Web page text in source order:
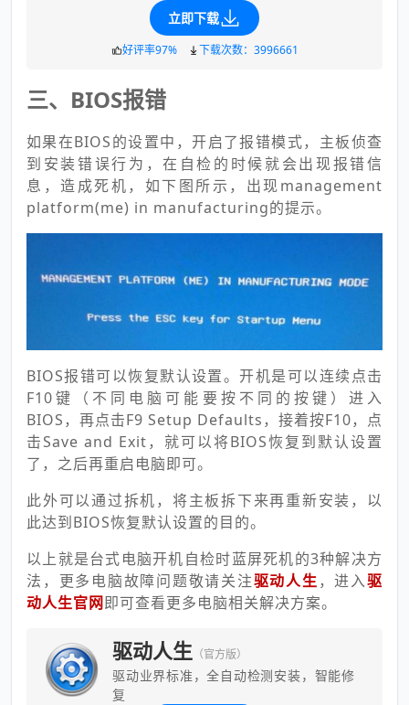
立即下载
好评率97% 下载次数：3996661
三、BIOS报错
如果在BIOS的设置中，开启了报错模式，主板侦查
到安装错误行为，在自检的时候就会出现报错信
息，造成死机，如下图所示，出现management
platform(me) in manufacturing的提示。
BIOS报错可以恢复默认设置。开机是可以连续点击
F10键（不同电脑可能要按不同的按键）进入
BIOS，再点击F9 Setup Defaults，接着按F10，点
击Save and Exit，就可以将BIOS恢复到默认设置
了，之后再重启电脑即可。
此外可以通过拆机，将主板拆下来再重新安装，以
此达到BIOS恢复默认设置的目的。
以上就是台式电脑开机自检时蓝屏死机的3种解决方
法，更多电脑故障问题敬请关注驱动人生 ，进入驱
动人生官网即可查看更多电脑相关解决方案。
驱动人生 （官方版）
驱动业界标准，全自动检测安装，智能修
复